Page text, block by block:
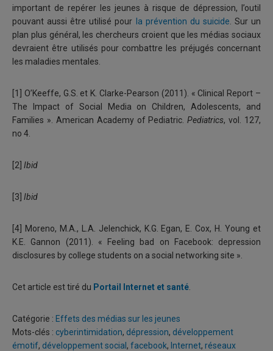
important de repérer les jeunes à risque de dépression, l’outil
pouvant aussi être utilisé pour
la prévention du suicide . Sur un
plan plus général, les chercheurs croient que les médias sociaux
devraient être utilisés pour combattre les préjugés concernant
les maladies mentales.
[1] O’Keeffe, G.S. et K. Clarke-Pearson (2011). « Clinical Report –
The Impact of Social Media on Children, Adolescents, and
Families ». American Academy of Pediatric.Pediatrics, vol. 127,
no 4.
[2] Ibid
[3] Ibid
[4] Moreno, M.A., L.A. Jelenchick, K.G. Egan, E. Cox, H. Young et
K.E. Gannon (2011). « Feeling
bad on Facebook: depression
disclosures by college students on a social networking site ».
Cet article est tiré du Portail Internet et santé
Catégorie : Effets des médias sur les jeunes
Mots-clés : cyberintimidation, dépression, développement
émotif, développement social , facebook, Internet, réseaux